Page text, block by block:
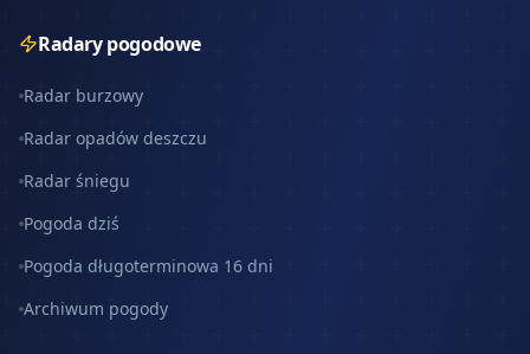
Radary pogodowe
Radar burzowy
Radar opadów deszczu
Radar śniegu
Pogoda dziś
Pogoda długoterminowa 16 dni
Archiwum pogody